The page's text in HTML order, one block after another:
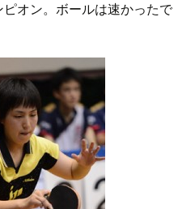
オン。ボールは速かったで